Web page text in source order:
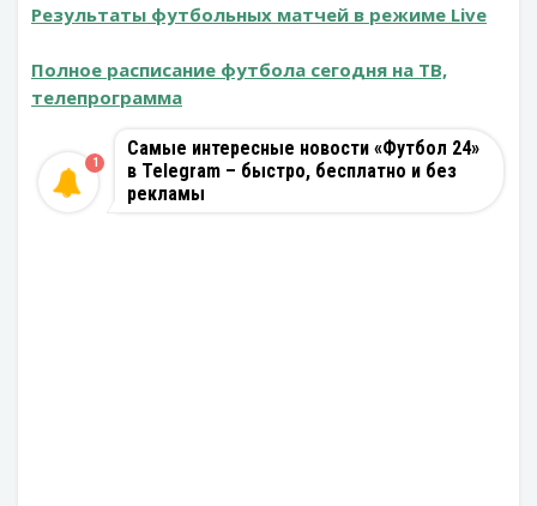
Результаты футбольных матчей в режиме Live
Полное расписание футбола сегодня на ТВ,
телепрограмма
Самые интересные новости «Футбол 24»
в Telegram – быстро, бесплатно и без
рекламы
1